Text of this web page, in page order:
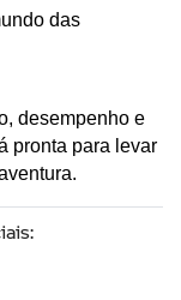
das
desempenho e
pronta para levar